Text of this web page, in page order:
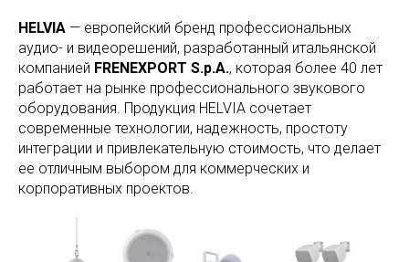
HELVIA — европейский бренд профессиональных
аудио- и видеорешений, разработанный итальянской
компанией FRENEXPORT S.p.A., которая более 40 лет
работает на рынке профессионального звукового
оборудования. Продукция HELVIA сочетает
современные технологии, надежность, простоту
интеграции и привлекательную стоимость, что делает
ее отличным выбором для коммерческих и
корпоративных проектов.